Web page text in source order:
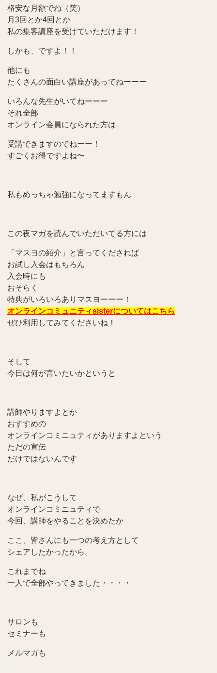
格安な月額でね（笑）
月3回とか4回とか
私の集客講座を受けていただけます！
しかも、ですよ！！
他にも
たくさんの面白い講座があってねーーー
いろんな先生がいてねーーー
それ全部
オンライン会員になられた方は
受講できますのでねーー！
すごくお得ですよね〜
私もめっちゃ勉強になってますもん
この夜マガを読んでいただいてる方には
「マスヨの紹介」と言ってくだされば
お試し入会はもちろん
入会時にも
おそらく
特典がいろいろありマスヨーーー！
オンラインコミュニティsisterについてはこちら
ぜひ利用してみてくださいね！
そして
今日は何が言いたいかというと
講師やりますよとか
おすすめの
オンラインコミニュティがありますよという
ただの宣伝
だけではないんです
なぜ、私がこうして
オンラインコミニュティで
今回、講師をやることを決めたか
ここ、皆さんにも一つの考え方として
シェアしたかったから。
これまでね
一人で全部やってきました・・・・
サロンも
セミナーも
メルマガも